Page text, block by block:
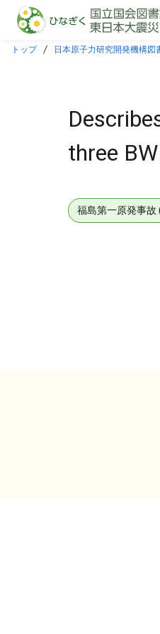
本文に飛ぶ
トップ 日本原子力研究開発機構図
three
福島第一原発事故